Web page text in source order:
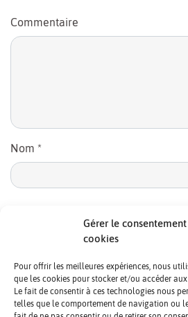
Gérer le
cookies
Pour offrir les meilleures expériences, nous
que les cookies pour stocker et/ou accéder
Le fait de consentir à ces technologies nous
telles que le comportement de navigation ou
Commentaire
Nom *